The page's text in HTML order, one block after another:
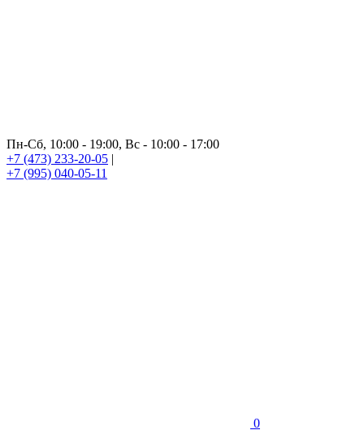
Пн-Сб, 10:00 - 19:00, Вс - 10:00 - 17:00
+7 (473) 233-20-05 |
+7 (995) 040-05-11
0